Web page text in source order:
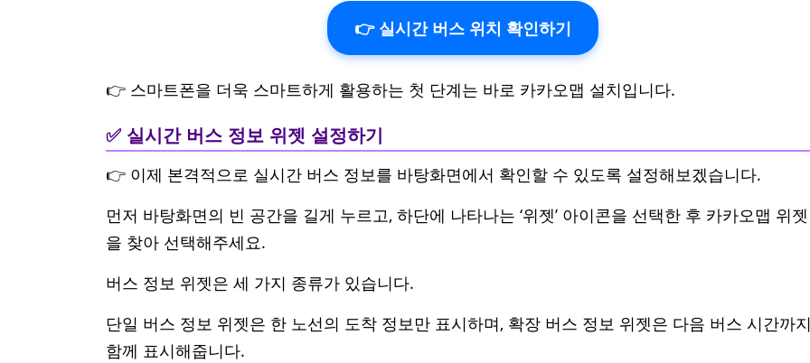
👉 실시간 버스 위치 확인하기
👉 스마트폰을 더욱 스마트하게 활용하는 첫 단계는 바로 카카오맵 설치입니다.
✅ 실시간 버스 정보 위젯 설정하기
👉 이제 본격적으로 실시간 버스 정보를 바탕화면에서 확인할 수 있도록 설정해보겠습니다.
먼저 바탕화면의 빈 공간을 길게 누르고, 하단에 나타나는 ‘위젯’ 아이콘을 선택한 후 카카오맵 위젯
을 찾아 선택해주세요.
버스 정보 위젯은 세 가지 종류가 있습니다.
단일 버스 정보 위젯은 한 노선의 도착 정보만 표시하며, 확장 버스 정보 위젯은 다음 버스 시간까
함께 표시해줍니다.